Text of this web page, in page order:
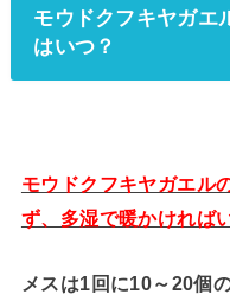
モウドクフキヤガエ
はいつ？
モウドクフキヤガエル
ず、多湿で暖かければ
メスは1回に10～20個